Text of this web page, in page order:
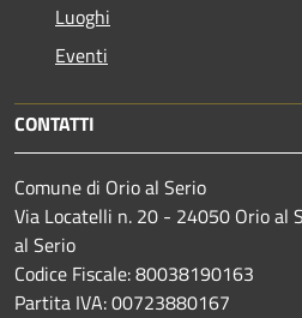
Luoghi
Eventi
CONTATTI
Comune di Orio al Serio
Via Locatelli n. 20 - 24050 Orio al
al Serio
Codice Fiscale: 80038190163
Partita IVA: 00723880167